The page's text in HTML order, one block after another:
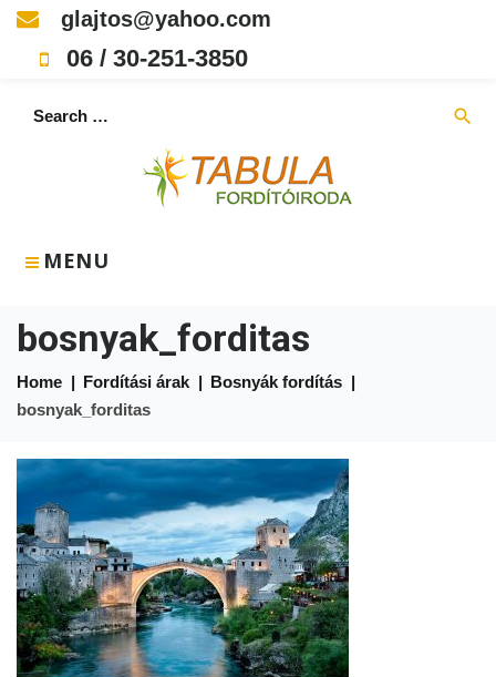
Skip
content
glajtos@yahoo.com
06 / 30-251-3850
MENU
Search
search
bosnyak_forditas
Home | Fordítási árak | Bosnyák fordítás |
bosnyak_forditas
bosnyak_forditas